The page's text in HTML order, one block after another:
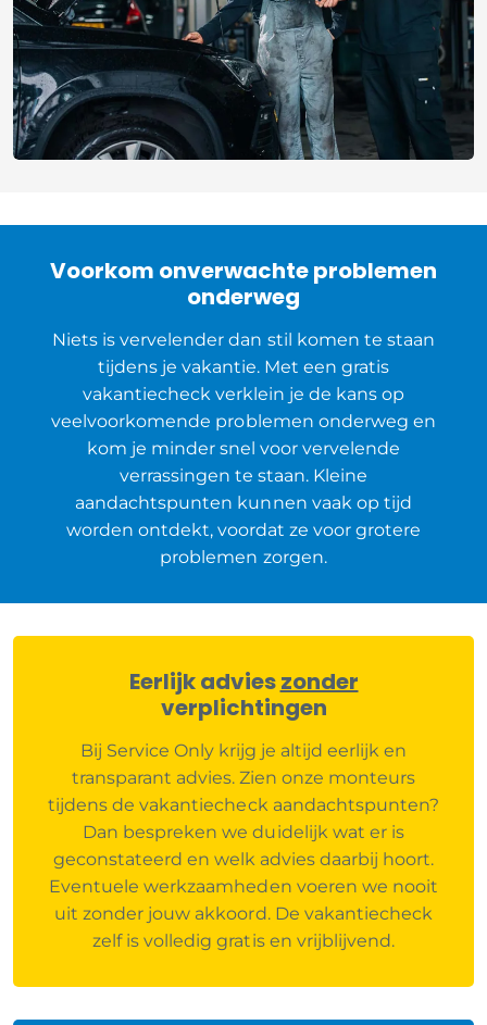
Voorkom onverwachte problemen
onderweg
Niets is vervelender dan stil komen te staan
tijdens je vakantie. Met een gratis
vakantiecheck verklein je de kans op
veelvoorkomende problemen onderweg en
kom je minder snel voor vervelende
verrassingen te staan. Kleine
aandachtspunten kunnen vaak op tijd
worden ontdekt, voordat ze voor grotere
problemen zorgen.
Eerlijk advieszonder
verplichtingen
Bij Service Only krijg je altijd eerlijk en
transparant advies. Zien onze monteurs
tijdens de vakantiecheck aandachtspunten?
Dan bespreken we duidelijk wat er is
geconstateerd en welk advies daarbij hoort.
Eventuele werkzaamheden voeren we nooit
uit zonder jouw akkoord. De vakantiecheck
zelf is volledig gratis en vrijblijvend.